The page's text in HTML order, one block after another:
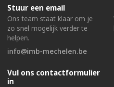
Stuur een email
Ons team staat klaar om je
zo snel mogelijk verder te
helpen.
info@imb-mechelen.be
Vul ons contactformulier
in